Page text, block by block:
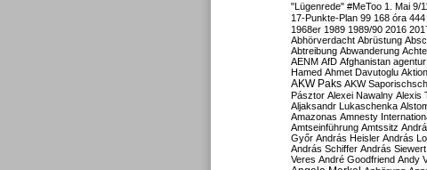
"Lügenrede" #MeToo 1. Mai 9/
17-Punkte-Plan 99 168 óra 444
1968er 1989 1989/90 2016
Abhörverdacht Abrüstung
Abtreibung Abwanderung
AENM AfD Afghanistan agentur
Hamed Ahmet Davutoglu
AKW Paks AKW
Pásztor Alexei Nawalny Alexis
Aljaksandr Lukaschenka
Amazonas Amnesty
Amtseinführung Amtssitz
Győr András Heisler András
András Schiffer András Siewert
Veres André Goodfriend Andy